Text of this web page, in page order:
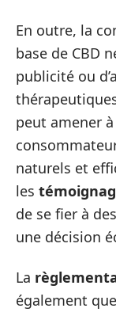
En outre, la
base de CBD
publicité ou
peut amener
naturels et
les
de se fier à
une décision
La
également